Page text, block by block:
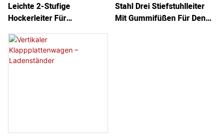
Leichte 2-Stufige
Hockerleiter Für
Vielseitigen Einsatz Mit
Rutschfesten Stufen
Stahl Drei Stiefstuhlleiter
Mit Gummifüßen Für Den